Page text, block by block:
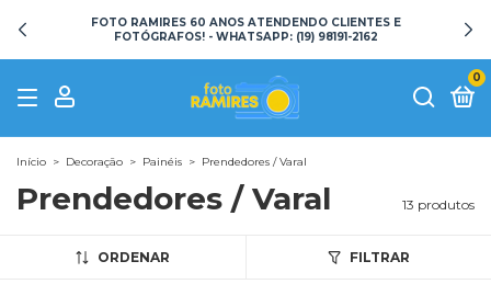
FOTO RAMIRES 60 ANOS ATENDENDO CLIENTES E
FOTÓGRAFOS! - WHATSAPP: (19) 98191-2162
0
Início > Decoração > Painéis > Prendedores / Varal
Prendedores / Varal 13 produtos
ORDENAR FILTRAR